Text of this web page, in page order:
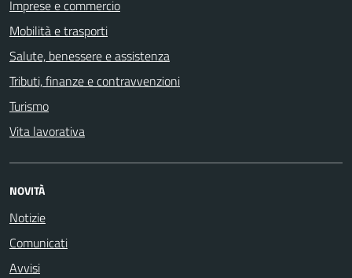
Imprese e commercio
Mobilità e trasporti
Salute, benessere e assistenza
Tributi, finanze e contravvenzioni
Turismo
Vita lavorativa
NOVITÀ
Notizie
Comunicati
Avvisi